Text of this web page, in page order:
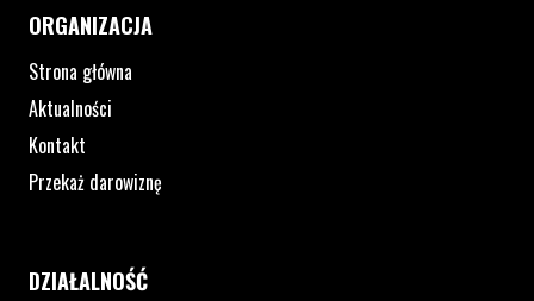
ORGANIZACJA
Strona główna
Aktualności
Kontakt
Przekaż darowiznę
DZIAŁALNOŚĆ